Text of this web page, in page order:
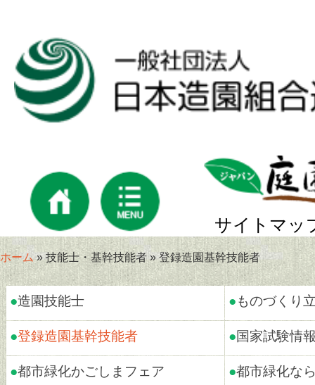
サイトマッ
ホーム» 技能士・基幹技能者 » 登録造園基幹技能者
●造園技能士 ●ものづくり
●登録造園基幹技能者 ●国家試験情
●都市緑化かごしまフェア ●都市緑化な